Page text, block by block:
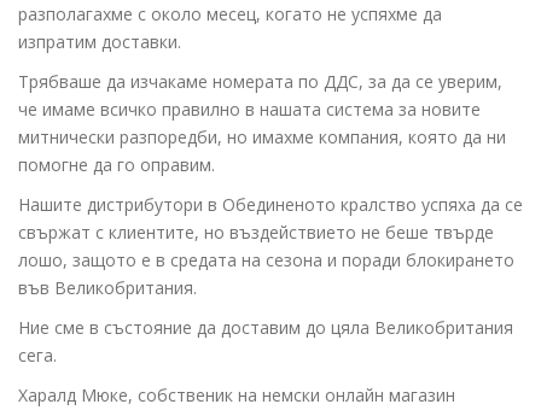
разполагахме с около месец, когато не успяхме да
изпратим доставки.
Трябваше да изчакаме номерата по ДДС, за да се уверим,
че имаме всичко правилно в нашата система за новите
митнически разпоредби, но имахме компания, която да ни
помогне да го оправим.
Нашите дистрибутори в Обединеното кралство успяха да се
свържат с клиентите, но въздействието не беше твърде
лошо, защото е в средата на сезона и поради блокирането
във Великобритания.
Ние сме в състояние да доставим до цяла Великобритания
сега.
Харалд Мюке, собственик на немски онлайн магазин